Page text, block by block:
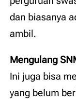
dan biasanya
ambil.
Mengulang
Ini juga bisa
yang belum